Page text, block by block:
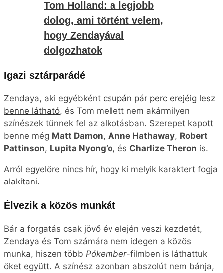
Tom Holland: a legjobb
dolog, ami történt velem,
hogy Zendayával
dolgozhatok
Igazi sztárparádé
Zendaya, aki egyébként csupán pár perc erejéig lesz
benne látható, és Tom mellett nem akármilyen
színészek tűnnek fel az alkotásban. Szerepet kapott
benne még Matt Damon, Anne Hathaway, Robert
Pattinson, Lupita Nyong’o, és Charlize Theron is.
Arról egyelőre nincs hír, hogy ki melyik karaktert fogja
alakítani.
Élvezik a közös munkát
Bár a forgatás csak jövő év elején veszi kezdetét,
Zendaya és Tom számára nem idegen a közös
munka, hiszen több Pókember-filmben is láthattuk
őket együtt. A színész azonban abszolút nem bánja,